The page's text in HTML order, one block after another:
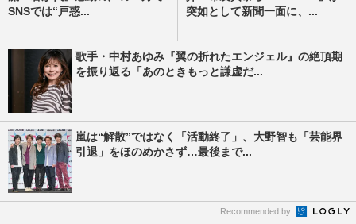
SNSでは“戸惑...
突如として新聞一面に、...
歌手・中村あゆみ『翼の折れたエンジェル』の絶頂期
を振り返る「あのときもっと謙虚だ...
嵐は“解散”ではなく「活動終了」、大野智も「芸能界
引退」をほのめかさず…最後まで...
Recommended by